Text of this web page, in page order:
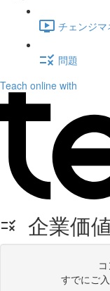
チェンジ
問題
Teach online with
企業価
すでにご